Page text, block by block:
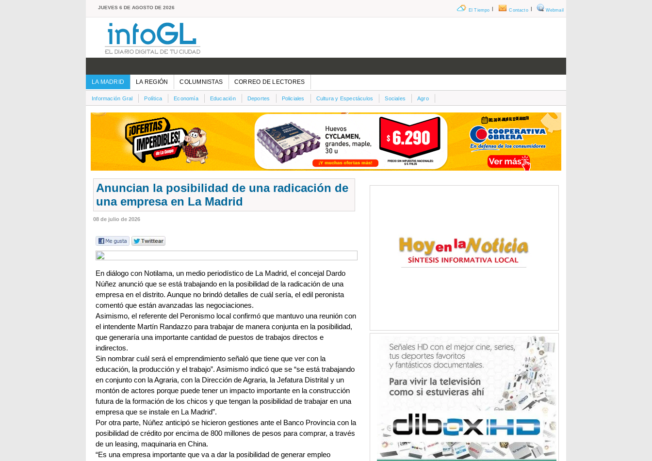
JUEVES 6 DE AGOSTO DE 2026 Webmail
|
Contacto
|
El Tiempo
LA MADRID LA REGIÓN COLUMNISTAS CORREO DE LECTORES
Información Gral Política Economía Educación Deportes Policiales Cultura y Espectáculos Sociales Agro
Anuncian la posibilidad de una radicación de
una empresa en La Madrid
08 de julio de 2026
En diálogo con Notilama, un medio periodístico de La Madrid, el concejal Dardo
Núñez anunció que se está trabajando en la posibilidad de la radicación de una
empresa en el distrito. Aunque no brindó detalles de cuál sería, el edil peronista
comentó que están avanzadas las negociaciones.
Asimismo, el referente del Peronismo local confirmó que mantuvo una reunión con
el intendente Martín Randazzo para trabajar de manera conjunta en la posibilidad,
que generaría una importante cantidad de puestos de trabajos directos e
indirectos.
Sin nombrar cuál será el emprendimiento señaló que tiene que ver con la
educación, la producción y el trabajo”. Asimismo indicó que se “se está trabajando
en conjunto con la Agraria, con la Dirección de Agraria, la Jefatura Distrital y un
montón de actores porque puede tener un impacto importante en la construcción
futura de la formación de los chicos y que tengan la posibilidad de trabajar en una
empresa que se instale en La Madrid”.
Por otra parte, Núñez anticipó se hicieron gestiones ante el Banco Provincia con la
posibilidad de crédito por encima de 800 millones de pesos para comprar, a través
de un leasing, maquinaria en China.
“Es una empresa importante que va a dar la posibilidad de generar empleo